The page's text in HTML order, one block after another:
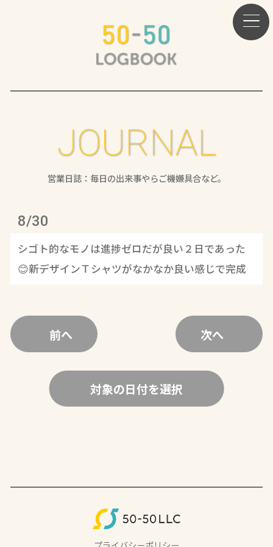
JOURNAL
営業日誌：毎日の出来事やらご機嫌具合など。
8/30
シゴト的なモノは進捗ゼロだが良い２日であった
😊新デザインＴシャツがなかなか良い感じで完成
前へ 次へ
対象の日付を選択